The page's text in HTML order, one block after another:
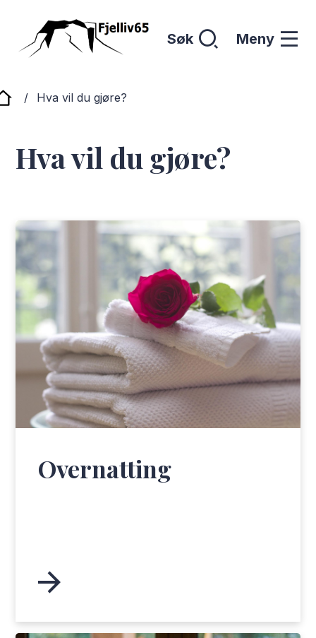
Søk Meny
Du er her:
Hva vil du gjøre?
Hva vil du gjøre?
Overnatting